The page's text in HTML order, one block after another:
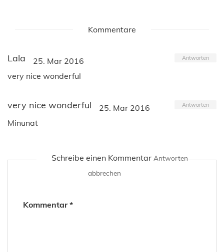
Kommentare
Lala 25. Mar 2016 Antworten
very nice wonderful
very nice wonderful 25. Mar 2016 Antworten
Minunat
Schreibe einen Kommentar Antworten
abbrechen
Kommentar*